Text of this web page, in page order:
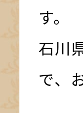
す。
石川
で、